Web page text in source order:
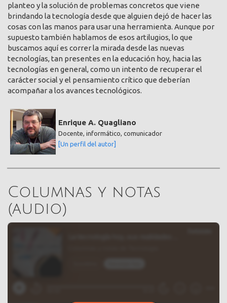
planteo y la solución de problemas concretos que viene
brindando la tecnología desde que alguien dejó de hacer las
cosas con las manos para usar una herramienta. Aunque por
supuesto también hablamos de esos artilugios, lo que
buscamos aquí es correr la mirada desde las nuevas
tecnologías, tan presentes en la educación hoy, hacia las
tecnologías en general, como un intento de recuperar el
carácter social y el pensamiento crítico que deberían
acompañar a los avances tecnológicos.
Enrique A. Quagliano
Docente, informático, comunicador
[Un perfil del autor]
Columnas y notas
(audio)